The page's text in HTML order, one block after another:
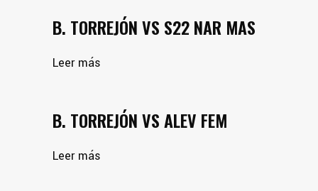
B. TORREJÓN VS S22 NAR MAS
Leer más
B. TORREJÓN VS ALEV FEM
Leer más